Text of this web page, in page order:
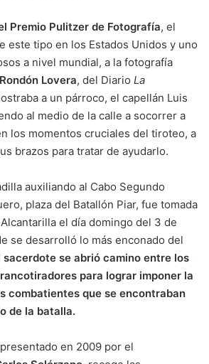
Premio Pulitzer de Fotografía, el
este tipo en los Estados Unidos y uno
a nivel mundial, a la fotografía
Lovera, del Diario La
a un párroco, el capellán Luis
al medio de la calle a socorrer a
los momentos cruciales del tiroteo, a
brazos para tratar de ayudarlo.
auxiliando al Cabo Segundo
plaza del Batallón Piar, fue tomada
el día domingo del 3 de
se desarrolló lo más enconado del
sacerdote se abrió camino entre los
para lograr imponer la
combatientes que se encontraban
de la batalla.
en 2009 por el